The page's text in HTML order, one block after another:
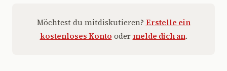
Möchtest du mitdiskutieren? Erstelle ein
kostenloses Konto oder melde dich an.